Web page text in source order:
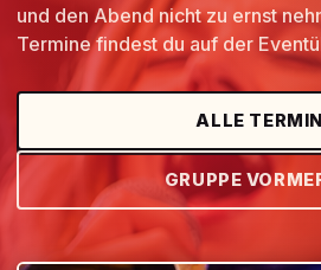
und den Abend nicht zu ernst
Termine findest du auf der
ALLE
GRUPPE